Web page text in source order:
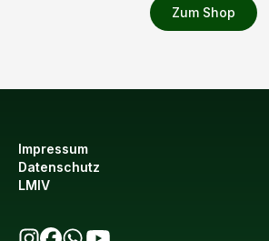
Zum Shop
Impressum
Datenschutz
LMIV